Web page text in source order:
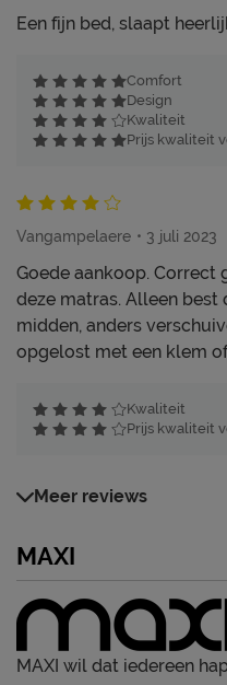
Een fijn bed, slaapt
Comfort
Design
Kwaliteit
Prijs kwaliteit
Vangampelaere 3 juli 2023
Goede aankoop. Correct
deze matras. Alleen best
midden, anders
opgelost met een klem
Kwaliteit
Prijs kwaliteit
Meer reviews
MAXI
MAXI wil dat iedereen